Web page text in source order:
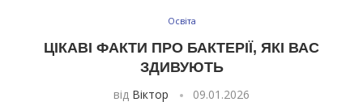
Освіта
ЦІКАВІ ФАКТИ ПРО БАКТЕРІЇ, ЯКІ ВАС
ЗДИВУЮТЬ
від Віктор 09.01.2026